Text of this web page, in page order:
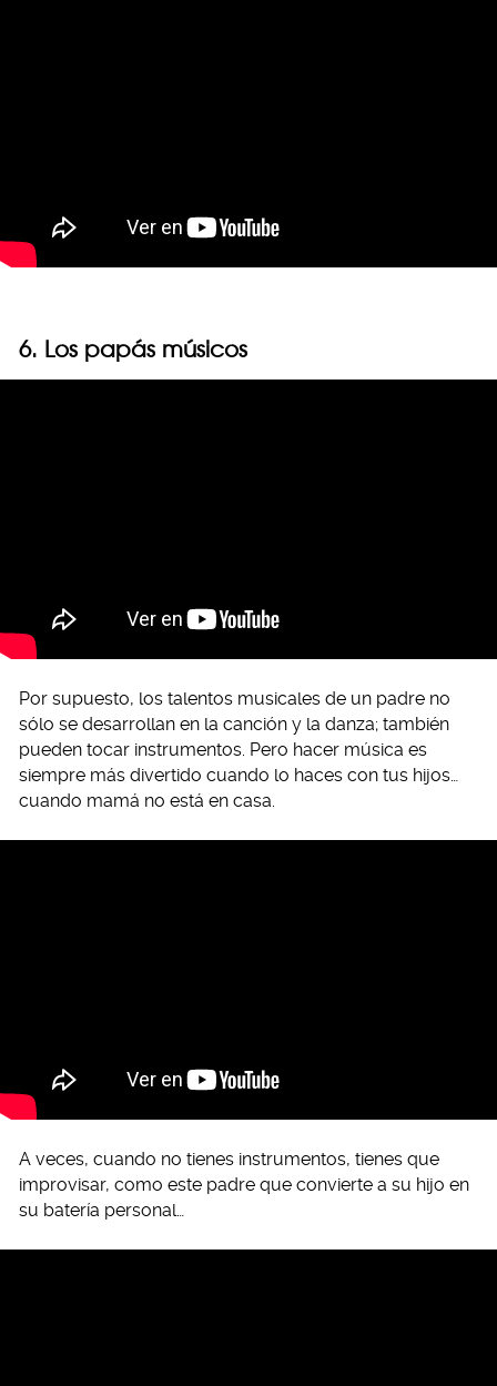
6. Los papás músicos
Por supuesto, los talentos musicales de un padre no
sólo se desarrollan en la canción y la danza; también
pueden tocar instrumentos. Pero hacer música es
siempre más divertido cuando lo haces con tus hijos…
cuando mamá no está en casa.
A veces, cuando no tienes instrumentos, tienes que
improvisar, como este padre que convierte a su hijo en
su batería personal…